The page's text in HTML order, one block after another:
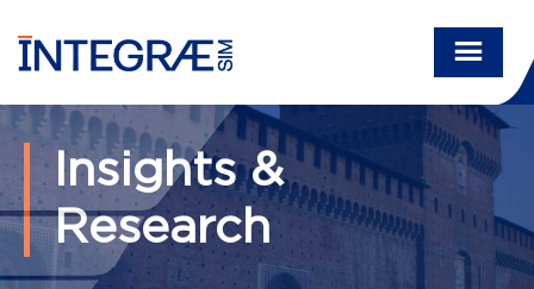
Insights &
Research